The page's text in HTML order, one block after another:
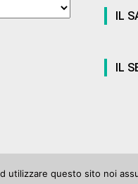
IL
IL
utilizzare questo sito noi